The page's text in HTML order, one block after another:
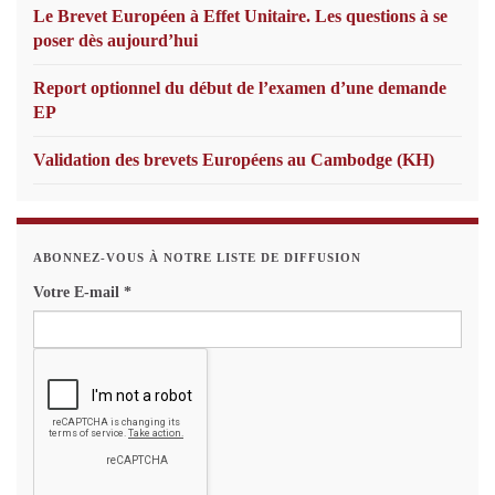
Le Brevet Européen à Effet Unitaire. Les questions à se
poser dès aujourd’hui
Report optionnel du début de l’examen d’une demande
EP
Validation des brevets Européens au Cambodge (KH)
ABONNEZ-VOUS À NOTRE LISTE DE DIFFUSION
Votre E-mail *